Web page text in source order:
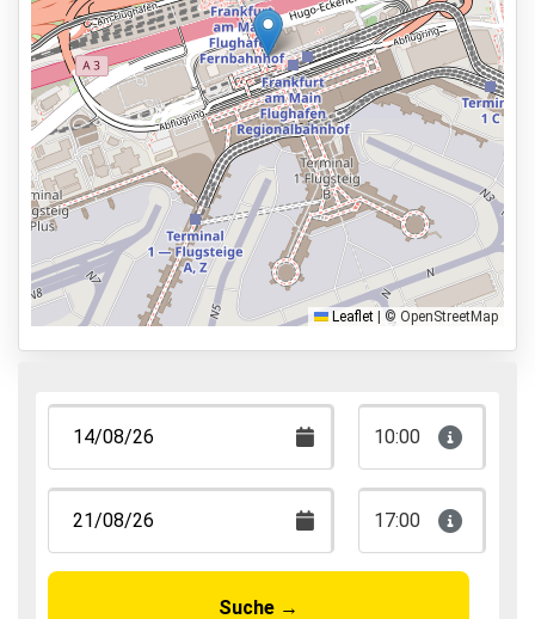
Reservieren im Voraus
100m zur Abflughalle
Parkmöglichkeiten
Shuttle Parken
Valet Parken
Park & Walk
Park, Sleep & Fly
Leaflet © OpenStreetMap
10:00
17:00
Suche →